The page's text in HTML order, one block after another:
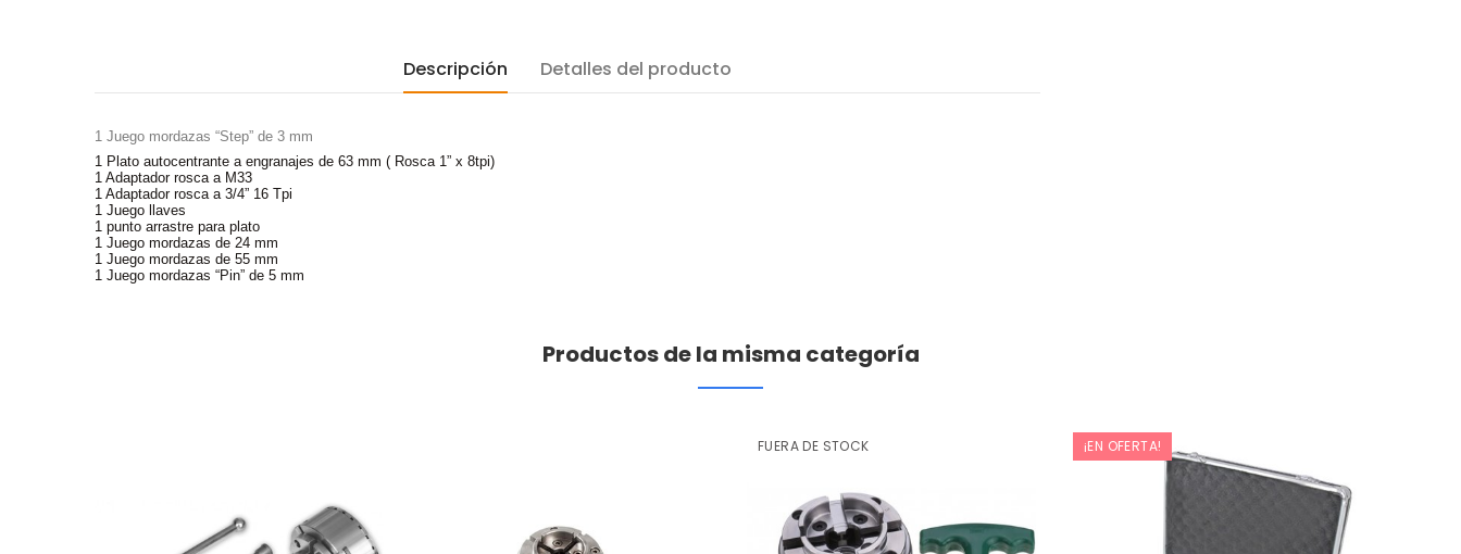
Descripción Detalles del producto
1 Juego mordazas “Step” de 3 mm
1 Plato autocentrante a engranajes de 63 mm ( Rosca 1” x 8tpi)
1 Adaptador rosca a M33
1 Adaptador rosca a 3/4” 16 Tpi
1 Juego llaves
1 punto arrastre para plato
1 Juego mordazas de 24 mm
1 Juego mordazas de 55 mm
1 Juego mordazas “Pin” de 5 mm
Productos de la misma categoría
FUERA DE STOCK ¡EN OFERTA!